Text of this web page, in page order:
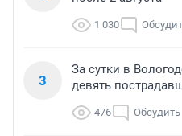
1 030
3
За сутки в
девять
476 Обсудить